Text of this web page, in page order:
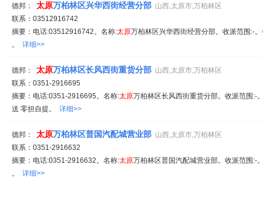
德邦： 太原万柏林区兴华西街经营分部 山西,太原市,万柏林区
联系：03512916742
摘要：电话:03512916742。名称:太原万柏林区兴华西街经营分部。收派范围:-
。 详细>>
德邦： 太原万柏林区长风西街重货分部 山西,太原市,万柏林区
联系：0351-2916695
摘要：电话:0351-2916695。名称:太原万柏林区长风西街重货分部。收派范围:-
送 零担自提。 详细>>
德邦： 太原万柏林区普国汽配城营业部 山西,太原市,万柏林区
联系：0351-2916632
摘要：电话:0351-2916632。名称:太原万柏林区普国汽配城营业部。收派范围:-
。 详细>>